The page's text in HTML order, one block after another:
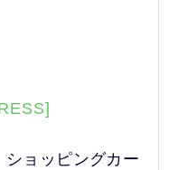
ショッピングカー